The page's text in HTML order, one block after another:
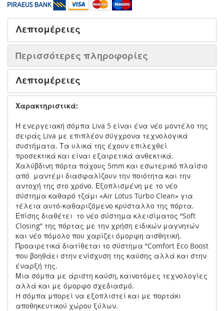
Λεπτομέρειες
Περισσότερες πληροφορίες
Λεπτομέρειες
Χαρακτηριστικά:
Η ενεργειακή σόμπα Liva 5 είναι ένα νέο μοντέλο της
σειράς Liva με επιπλέον σύγχρονα τεχνολογικά
συστήματα. Τα υλικά της έχουν επιλεχθεί
προσεκτικά και είναι εξαιρετικά ανθεκτικά.
Χαλύβδινη πόρτα πάχους 5mm και εσωτερικό πλαίσιο
από μαντέμι διασφαλίζουν την ποιότητα και την
αντοχή της στο χρόνο. Εξοπλισμένη με το νέο
σύστημα καθαρό τζάμι «Air Lotus Turbo Clean» για
τέλεια αυτό-καθαριζόμενο κρύσταλλο της πόρτα.
Επίσης διαθέτει το νέο σύστημα κλεισίματος “Soft
Closing” της πόρτας με την χρήση ειδικών μαγνητών
και νέο πόμολο που χαρίζει όμορφη αισθητική.
Προαιρετικά διατίθεται το σύστημα “Comfort Eco Boost
που βοηθάει στην ενίσχυση της καύσης αλλά και στην
έναρξή της.
Μια σόμπα με άριστη καύση, καινοτόμες τεχνολογίες
αλλά και με όμορφο σχεδιασμό.
H σόμπα μπορεί να εξοπλιστεί και με πορτάκι
αποθηκευτικού χώρου ξύλων.